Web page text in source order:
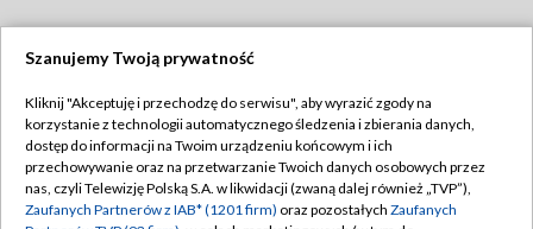
TVP
Abonament TVP
Emisja w TVP
Regulamin TVP
Polityka prywatności
Szanujemy Twoją prywatność
Kliknij "Akceptuję i przechodzę do serwisu", aby wyrazić zgody na
korzystanie z technologii automatycznego śledzenia i zbierania danych,
dostęp do informacji na Twoim urządzeniu końcowym i ich
przechowywanie oraz na przetwarzanie Twoich danych osobowych przez
nas, czyli Telewizję Polską S.A. w likwidacji (zwaną dalej również „TVP”),
Zaufanych Partnerów z IAB* (1201 firm) oraz pozostałych Zaufanych